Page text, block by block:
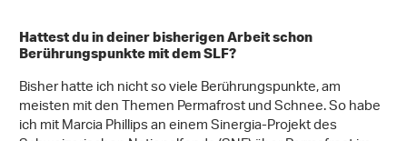
Hattest du in deiner bisherigen Arbeit schon
Berührungspunkte mit dem SLF?
Bisher hatte ich nicht so viele Berührungspunkte, am
meisten mit den Themen Permafrost und Schnee. So habe
ich mit Marcia Phillips an einem Sinergia-Projekt des